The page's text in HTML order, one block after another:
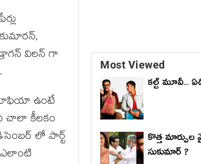
విలన్ గా
మాఫియా ఉంటే
చాలా కీలకం
లో పార్ట్
ఎలాంటి
Most Viewed
కల్ట్ మూవీ...
కొత్త మార్పుల
సుకుమార్ ?